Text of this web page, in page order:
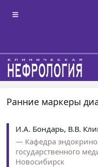
Ранние маркеры
И.А. Бондарь, В.В.
Кафедра
государственного
Новосибирск